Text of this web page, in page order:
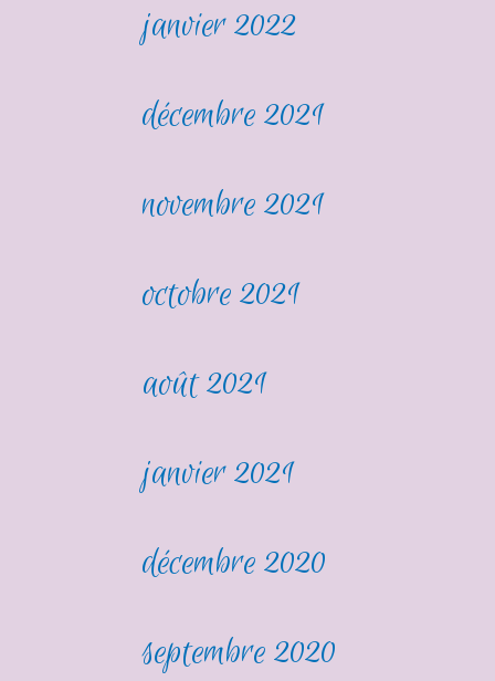
janvier 2022
décembre 2021
novembre 2021
octobre 2021
août 2021
janvier 2021
décembre 2020
septembre 2020